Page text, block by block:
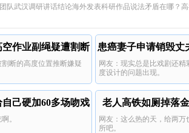
武汉调研讲话结论海外发表科研作品说法矛盾在哪？
作业副绳疑遭割断
断的高度位置推断嫌疑
患癌妻子申请销毁丈
网友：现实总是比戏剧还精
度设计的问题出现。
己硬加60多场吻戏
。
老人高铁如厕掉落
网友：这么热的天，给两万
所吧。